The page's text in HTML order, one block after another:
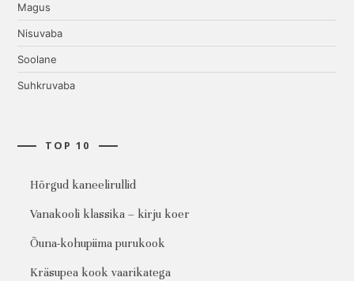
Magus
Nisuvaba
Soolane
Suhkruvaba
TOP 10
Hõrgud kaneelirullid
Vanakooli klassika – kirju koer
Õuna-kohupiima purukook
Kräsupea kook vaarikatega